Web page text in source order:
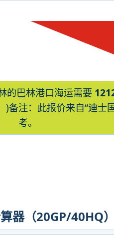
的巴林港口海运需要
注：此报价来自“迪士
考。
器（20GP/40HQ）